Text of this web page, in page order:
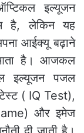
इल्यूजन
है, लेकिन यह
आईक्यू बढ़ाने
आता है। आजकल
इल्यूजन पजल
( IQ Test),
और इमेज